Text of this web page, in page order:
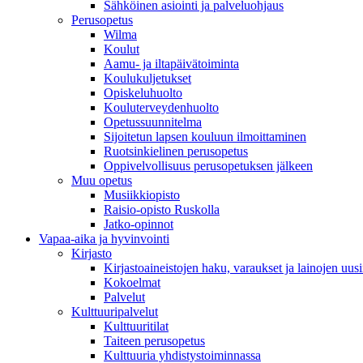
Sähköinen asiointi ja palveluohjaus
Perusopetus
Wilma
Koulut
Aamu- ja iltapäivätoiminta
Koulukuljetukset
Opiskeluhuolto
Kouluterveydenhuolto
Opetussuunnitelma
Sijoitetun lapsen kouluun ilmoittaminen
Ruotsinkielinen perusopetus
Oppivelvollisuus perusopetuksen jälkeen
Muu opetus
Musiikkiopisto
Raisio-opisto Ruskolla
Jatko-opinnot
Vapaa-aika ja hyvinvointi
Kirjasto
Kirjastoaineistojen haku, varaukset ja lainojen
Kokoelmat
Palvelut
Kulttuuripalvelut
Kulttuuritilat
Taiteen perusopetus
Kulttuuria yhdistystoiminnassa